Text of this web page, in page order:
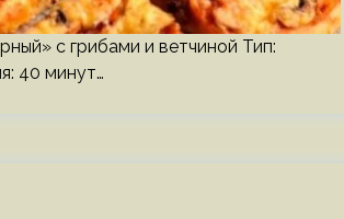
с грибами и ветчиной Тип:
40 минут…